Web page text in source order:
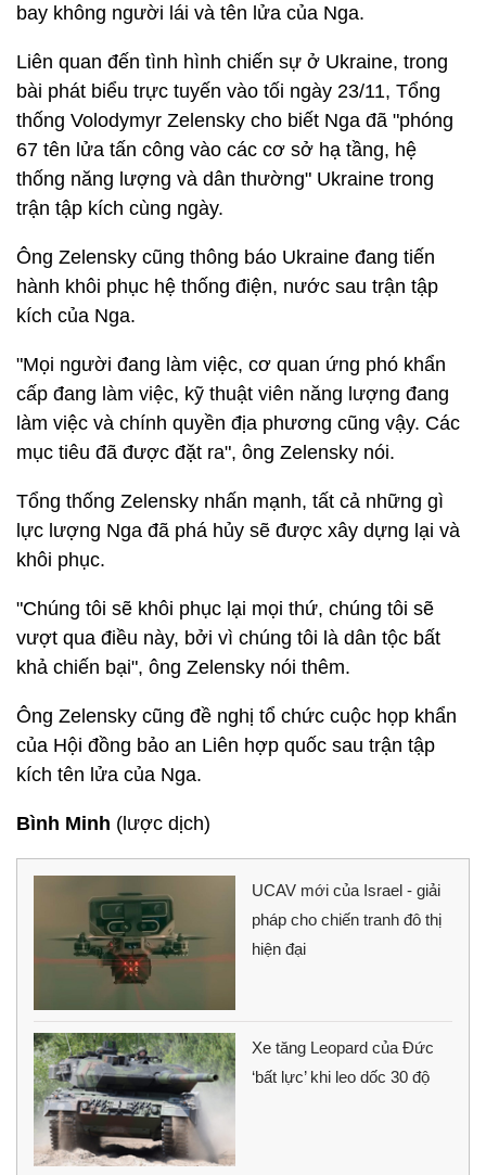
bay không người lái và tên lửa của Nga.
Liên quan đến tình hình chiến sự ở Ukraine, trong
bài phát biểu trực tuyến vào tối ngày 23/11, Tổng
thống Volodymyr Zelensky cho biết Nga đã "phóng
67 tên lửa tấn công vào các cơ sở hạ tầng, hệ
thống năng lượng và dân thường" Ukraine trong
trận tập kích cùng ngày.
Ông Zelensky cũng thông báo Ukraine đang tiến
hành khôi phục hệ thống điện, nước sau trận tập
kích của Nga.
"Mọi người đang làm việc, cơ quan ứng phó khẩn
cấp đang làm việc, kỹ thuật viên năng lượng đang
làm việc và chính quyền địa phương cũng vậy. Các
mục tiêu đã được đặt ra", ông Zelensky nói.
Tổng thống Zelensky nhấn mạnh, tất cả những gì
lực lượng Nga đã phá hủy sẽ được xây dựng lại và
khôi phục.
"Chúng tôi sẽ khôi phục lại mọi thứ, chúng tôi sẽ
vượt qua điều này, bởi vì chúng tôi là dân tộc bất
khả chiến bại", ông Zelensky nói thêm.
Ông Zelensky cũng đề nghị tổ chức cuộc họp khẩn
của Hội đồng bảo an Liên hợp quốc sau trận tập
kích tên lửa của Nga.
Bình Minh (lược dịch)
UCAV mới của Israel - giải
pháp cho chiến tranh đô thị
hiện đại
Xe tăng Leopard của Đức
‘bất lực’ khi leo dốc 30 độ